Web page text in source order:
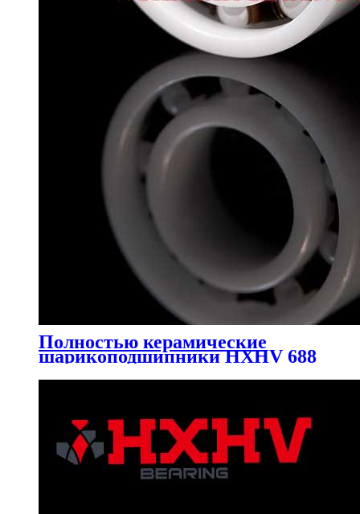
Полностью керамические
шарикоподшипники HXHV 688
нейлоновым фиксатором.